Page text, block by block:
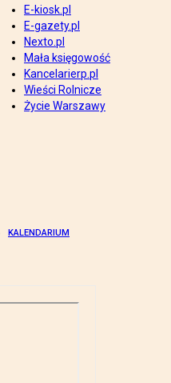
E-kiosk.pl
E-gazety.pl
Nexto.pl
Mała księgowość
Kancelarierp.pl
Wieści Rolnicze
Życie Warszawy
KALENDARIUM